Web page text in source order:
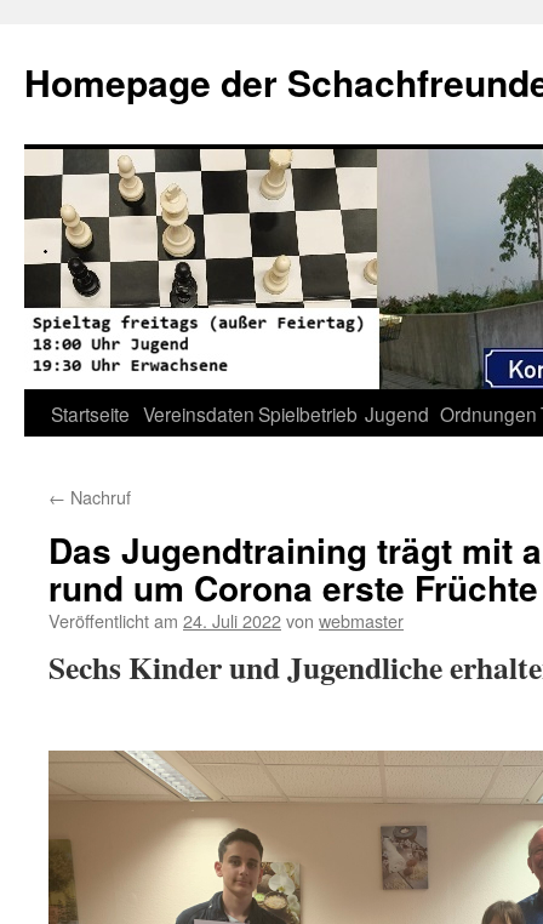
springen
Homepage der
Startseite VereinsdatenSpielbetrieb Jugend Ordnungen
← Nachruf
Das Jugendtraining trägt mit
rund um Corona erste Früchte
Veröffentlicht am 24. Juli 2022von webmaster
Sechs Kinder und Jugendliche